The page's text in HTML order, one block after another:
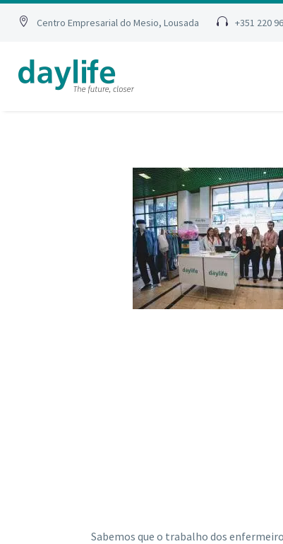
Centro Empresarial do Mesio, Lousada +351 220
Sabemos que o trabalho dos